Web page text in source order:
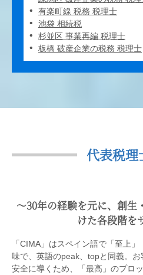
有楽町線 税務 税理士
池袋 相続税
杉並区 事業再編 税理士
板橋 破産企業の税務 税理士
代表税理
〜30年の経験を元に、創生
けた各段階を
「CIMA」はスペイン語で「至上
味で、英語のpeak、topと同義。
安全に導くため、「最高」のプロ